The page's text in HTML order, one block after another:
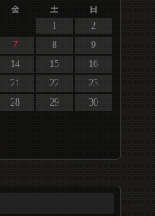
金 土 日
1
2
7 8
9
14 15
16
21 22
23
28 29
30